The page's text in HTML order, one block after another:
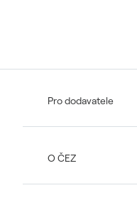
Pro dodavatele
O ČEZ